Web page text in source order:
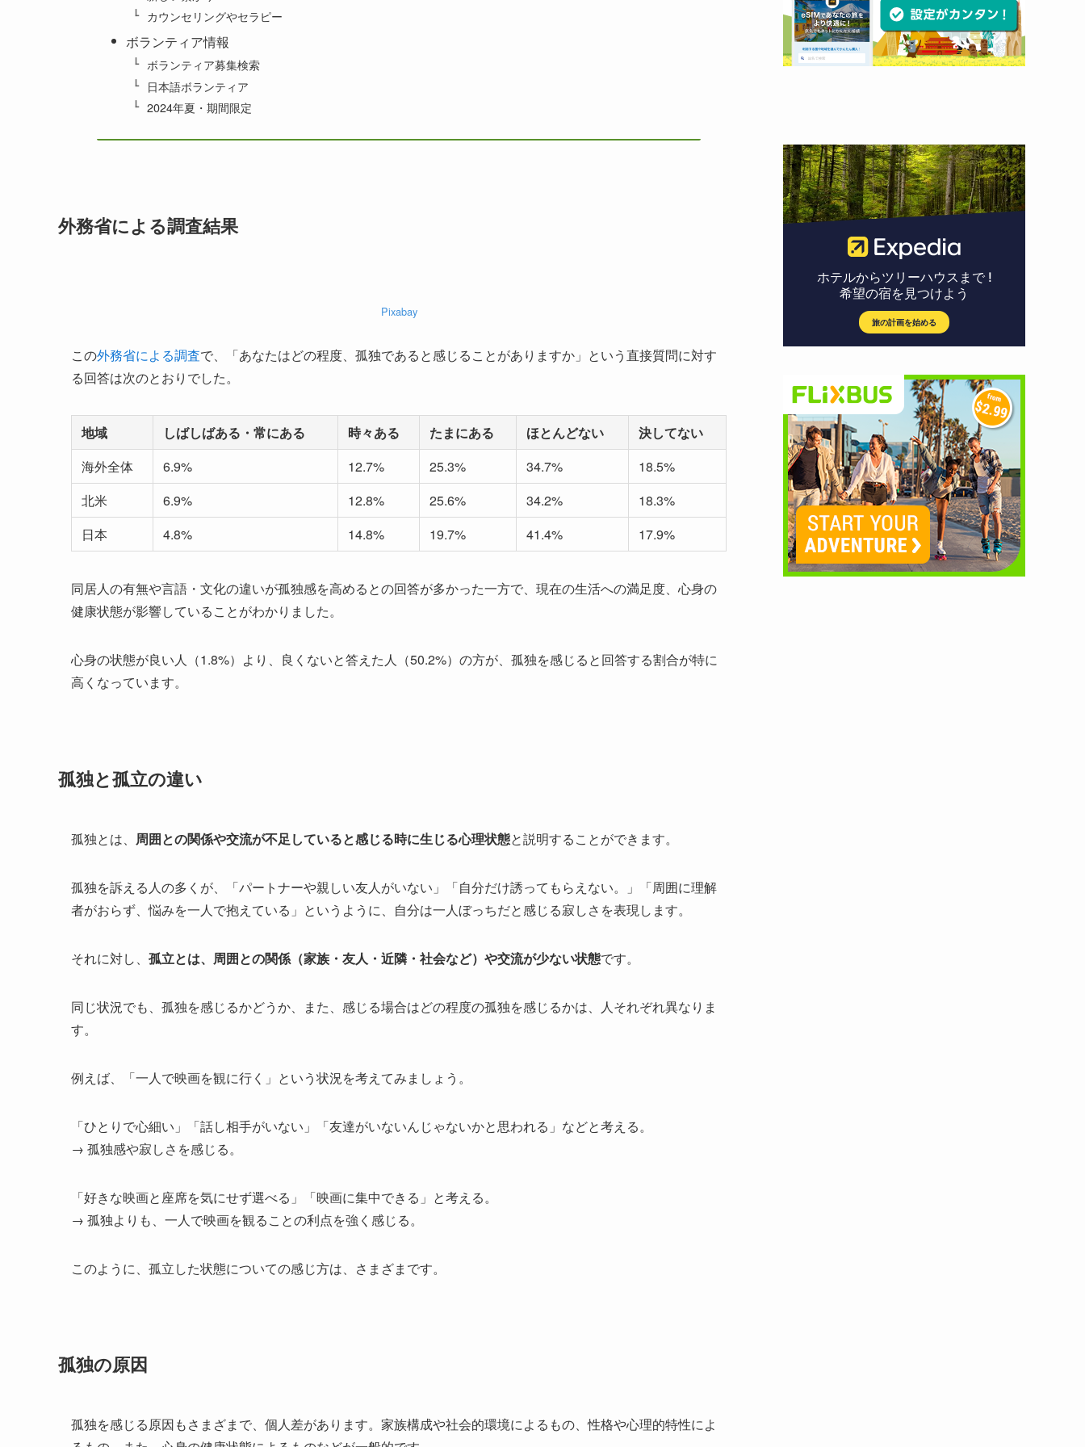
カウンセリングやセラピー
ボランティア情報
ボランティア募集検索
日本語ボランティア
2024年夏・期間限定
外務省による調査結果
Pixabay
この外務省による調査で、「あなたはどの程度、孤独であると感じることがありますか」という直接質問に対す
る回答は次のとおりでした。
地域 しばしばある・常にある 時々ある たまにある ほとんどない
決してない
海外全体
6.9% 12.7% 25.3% 34.7%
18.5%
北米
6.9% 12.8% 25.6% 34.2%
18.3%
日本
4.8% 14.8% 19.7% 41.4% 17.9%
同居人の有無や言語・文化の違いが孤独感を高めるとの回答が多かった一方で、現在の生活への満足度、心身の
健康状態が影響していることがわかりました。
心身の状態が良い人（1.8%）より、良くないと答えた人（50.2%）の方が、孤独を感じると回答する割合が特に
高くなっています。
孤独と孤立の違い
孤独とは、 周囲との関係や交流が不足していると感じる時に生じる心理状態と説明することができます。
孤独を訴える人の多くが、「パートナーや親しい友人がいない」「自分だけ誘ってもらえない。」「周囲に理解
者がおらず、悩みを一人で抱えている」というように、自分は一人ぼっちだと感じる寂しさを表現します。
それに対し、 孤立とは、周囲との関係（家族・友人・近隣・社会など）や交流が少ない状態です。
同じ状況でも、孤独を感じるかどうか、また、感じる場合はどの程度の孤独を感じるかは、人それぞれ異なりま
す。
例えば、「一人で映画を観に行く」という状況を考えてみましょう。
「ひとりで心細い」「話し相手がいない」「友達がいないんじゃないかと思われる」などと考える。
→ 孤独感や寂しさを感じる。
「好きな映画と座席を気にせず選べる」「映画に集中できる」と考える。
→ 孤独よりも、一人で映画を観ることの利点を強く感じる。
このように、孤立した状態についての感じ方は、さまざまです。
孤独の原因
孤独を感じる原因もさまざまで、個人差があります。家族構成や社会的環境によるもの、性格や心理的特性によ